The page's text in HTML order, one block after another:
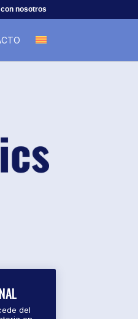
nosotros
del